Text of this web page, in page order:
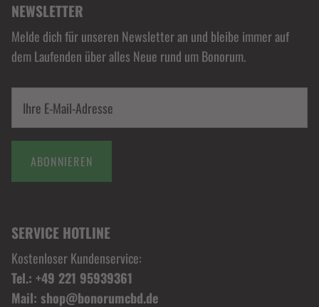
NEWSLETTER
Melde dich für unseren Newsletter an und bleibe immer auf
dem Laufenden über alles Neue rund um Bonorum.
ABONNIEREN
SERVICE HOTLINE
Kostenloser Kundenservice:
Tel.: +49 221 95939361
Mail: shop@bonorumcbd.de